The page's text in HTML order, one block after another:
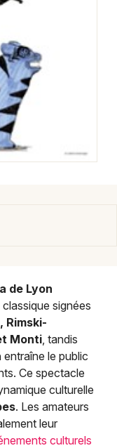
de Lyon
signées
Rimski-
Monti, tandis
entraîne le public
Ce spectacle
culturelle
. Les amateurs
leur
culturels